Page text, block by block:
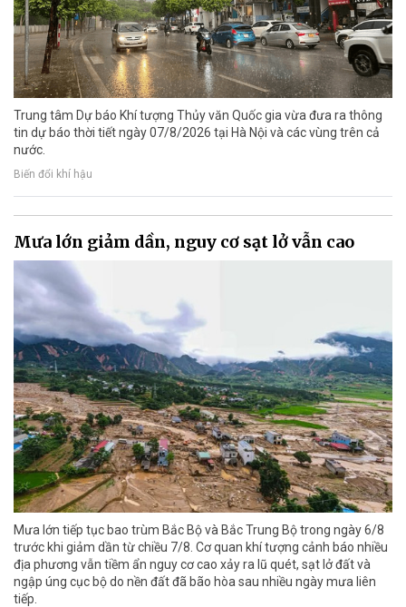
Trung tâm Dự báo Khí tượng Thủy văn Quốc gia vừa đưa ra thông
tin dự báo thời tiết ngày 07/8/2026 tại Hà Nội và các vùng trên cả
nước.
Biến đổi khí hậu
Mưa lớn giảm dần, nguy cơ sạt lở vẫn cao
Mưa lớn tiếp tục bao trùm Bắc Bộ và Bắc Trung Bộ trong ngày 6/8
trước khi giảm dần từ chiều 7/8. Cơ quan khí tượng cảnh báo nhiều
địa phương vẫn tiềm ẩn nguy cơ cao xảy ra lũ quét, sạt lở đất và
ngập úng cục bộ do nền đất đã bão hòa sau nhiều ngày mưa liên
tiếp.